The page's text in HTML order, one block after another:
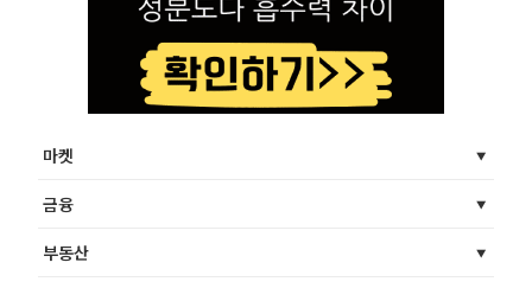
마켓
금융
부동산